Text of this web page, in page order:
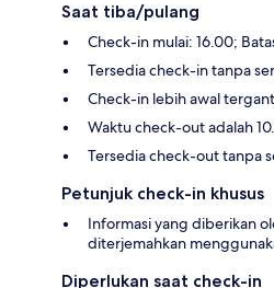
Saat tiba/pulang
Check-in mulai: 16.00;
Tersedia check-in tanpa
Check-in lebih awal
Waktu check-out adalah
Tersedia check-out tanpa
Petunjuk check-in khusus
Informasi yang diberikan
diterjemahkan
Diperlukan saat check-in